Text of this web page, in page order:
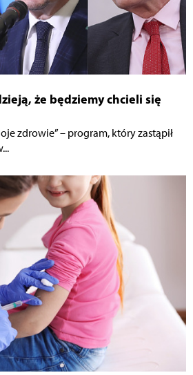
że będziemy chcieli się
zdrowie” – program, który zastąpił